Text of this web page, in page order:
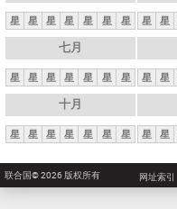
星 星 星 星 星 星 星 星 星
七月
星 星 星 星 星 星 星 星 星
十月
星 星 星 星 星 星 星 星 星
联合国© 2026 版权所有 网址索引